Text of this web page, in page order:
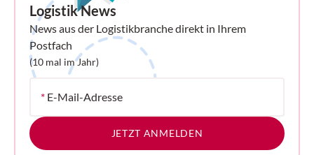
Logistik News
News aus der Logistikbranche direkt in Ihrem
Postfach
(10 mal im Jahr)
* E-Mail-Adresse
JETZT ANMELDEN